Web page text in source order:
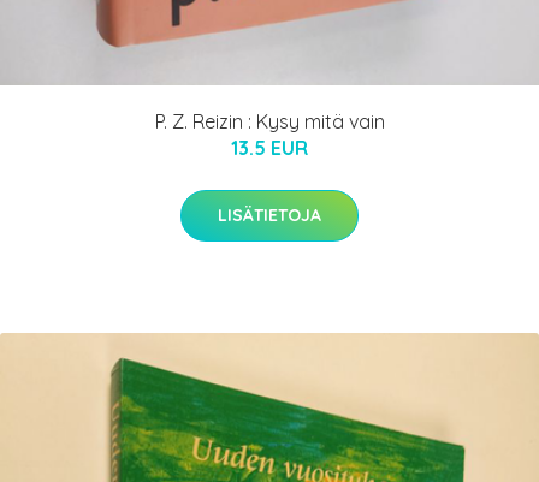
P. Z. Reizin : Kysy mitä vain
13.5 EUR
LISÄTIETOJA